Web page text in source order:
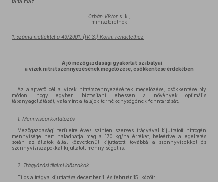
tartalmaz.
Orbán Viktors. k.,
miniszterelnök
1. számú melléklet a 49/2001. (IV. 3.) Korm. rendelethez
A jó mezőgazdasági gyakorlat szabályai
a vizek nitrátszennyezésének megelőzése, csökkentése érdekében
Az alapvető cél a vizek nitrátszennyezésének megelőzése, csökkentése oly
módon, hogy egyben biztosítani lehessen a növények optimális
tápanyagellátását, valamint a talajok termékenységének fenntartását.
1. Mennyiségi korlátozás
Mezőgazdasági területre éves szinten szerves trágyával kijuttatott nitrogén
mennyisége nem haladhatja meg a 170 kg/ha értéket, beleértve a legeltetés
során az állatok által közvetlenül kijuttatott, továbbá a szennyvizekkel és
szennyvíziszapokkal kijuttatott mennyiséget is.
2. Trágyázási tilalmi időszakok
Tilos a trágya kijuttatása december 1. és február 15. között.